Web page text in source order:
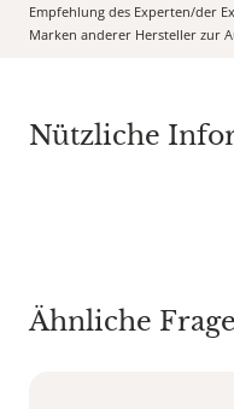
Empfehlung des Experten/der
Marken anderer Hersteller zur
Nützliche
Ähnliche